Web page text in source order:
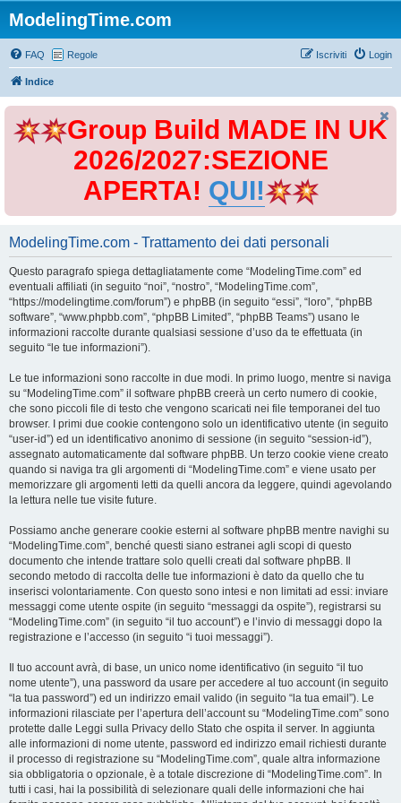
ModelingTime.com
FAQ Regole Login
Iscriviti
Indice
Group Build MADE IN UK
2026/2027:SEZIONE
APERTA! QUI!
ModelingTime.com - Trattamento dei dati personali
Questo paragrafo spiega dettagliatamente come “ModelingTime.com” ed
eventuali affiliati (in seguito “noi”, “nostro”, “ModelingTime.com”,
“https://modelingtime.com/forum”) e phpBB (in seguito “essi”, “loro”, “phpBB
software”, “www.phpbb.com”, “phpBB Limited”, “phpBB Teams”) usano le
informazioni raccolte durante qualsiasi sessione d’uso da te effettuata (in
seguito “le tue informazioni”).
Le tue informazioni sono raccolte in due modi. In primo luogo, mentre si naviga
su “ModelingTime.com” il software phpBB creerà un certo numero di cookie,
che sono piccoli file di testo che vengono scaricati nei file temporanei del tuo
browser. I primi due cookie contengono solo un identificativo utente (in seguito
“user-id”) ed un identificativo anonimo di sessione (in seguito “session-id”),
assegnato automaticamente dal software phpBB. Un terzo cookie viene creato
quando si naviga tra gli argomenti di “ModelingTime.com” e viene usato per
memorizzare gli argomenti letti da quelli ancora da leggere, quindi agevolando
la lettura nelle tue visite future.
Possiamo anche generare cookie esterni al software phpBB mentre navighi su
“ModelingTime.com”, benché questi siano estranei agli scopi di questo
documento che intende trattare solo quelli creati dal software phpBB. Il
secondo metodo di raccolta delle tue informazioni è dato da quello che tu
inserisci volontariamente. Con questo sono intesi e non limitati ad essi: inviare
messaggi come utente ospite (in seguito “messaggi da ospite”), registrarsi su
“ModelingTime.com” (in seguito “il tuo account”) e l’invio di messaggi dopo la
registrazione e l’accesso (in seguito “i tuoi messaggi”).
Il tuo account avrà, di base, un unico nome identificativo (in seguito “il tuo
nome utente”), una password da usare per accedere al tuo account (in seguito
“la tua password”) ed un indirizzo email valido (in seguito “la tua email”). Le
informazioni rilasciate per l’apertura dell’account su “ModelingTime.com” sono
protette dalle Leggi sulla Privacy dello Stato che ospita il server. In aggiunta
alle informazioni di nome utente, password ed indirizzo email richiesti durante
il processo di registrazione su “ModelingTime.com”, quale altra informazione
sia obbligatoria o opzionale, è a totale discrezione di “ModelingTime.com”. In
tutti i casi, hai la possibilità di selezionare quali delle informazioni che hai